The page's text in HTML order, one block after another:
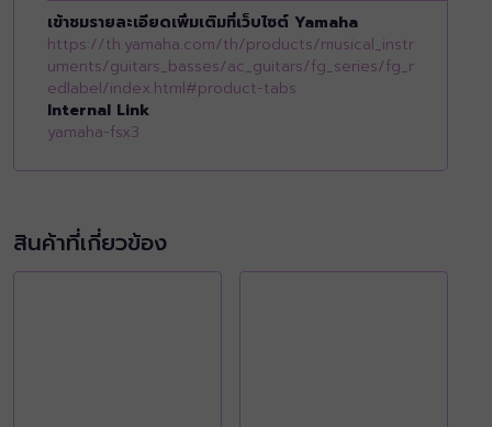
เข้าชมรายละเอียดเพิ่มเติมที่เว็บไซต์ Yamaha
https://th.yamaha.com/th/products/musical_instr
uments/guitars_basses/ac_guitars/fg_series/fg_r
edlabel/index.html#product-tabs
Internal Link
yamaha-fsx3
สินค้าที่เกี่ยวข้อง